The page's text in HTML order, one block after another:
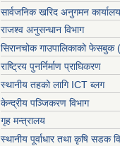
सार्वजनिक खरिद अनुगमन कार्यालय
राजश्व अनुसन्धान विभाग
सिरानचोक गाउपालिकाको
राष्ट्रिय पुनर्निर्माण प्राघिकरण
स्थानीय तहको लागि ICT ब्लग
केन्द्रीय पञ्जिकरण विभाग
गृह मन्त्रालय
स्थानीय पूर्वाधार तथा कृषि सडक